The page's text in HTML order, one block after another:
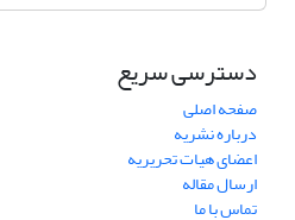
دسترسی سریع
صفحه اصلی
درباره نشریه
اعضای هیات تحریریه
ارسال مقاله
تماس با ما